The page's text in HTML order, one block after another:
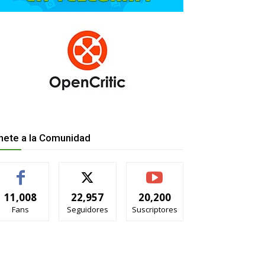
a la Comunidad
11,008
Fans
22,957
Seguidores
20,200
Suscriptores